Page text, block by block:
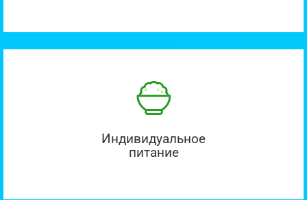
Индивидуальное
питание